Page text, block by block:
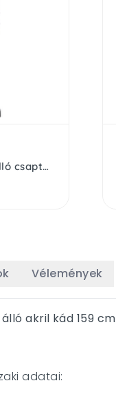
Tia szabadon álló csaptelep
Vélemények
akril kád 159 cm
adatai: